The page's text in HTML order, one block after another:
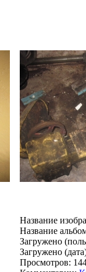
Название
Название
Загружено
Загружено
Просмотров: